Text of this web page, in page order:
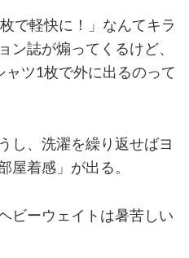
で軽快に！」なんてキラ
ン誌が煽ってくるけど、
ツ1枚で外に出るのって
し、洗濯を繰り返せばヨ
屋着感」が出る。
ビーウェイトは暑苦しい